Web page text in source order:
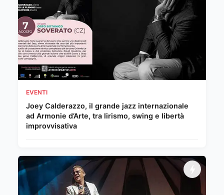
EVENTI
Joey Calderazzo, il grande jazz internazionale
ad Armonie d’Arte, tra lirismo, swing e libertà
improvvisativa